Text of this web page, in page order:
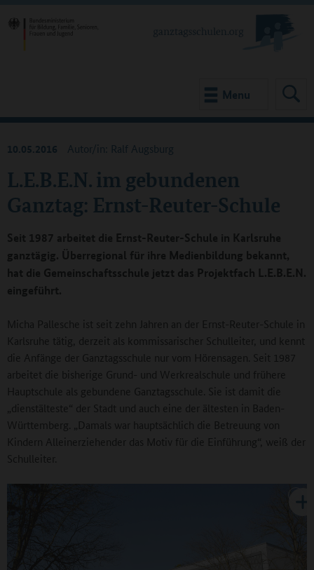
Menu
L.E.B.E.N. im gebundenen
Ganztag: Ernst-Reuter-Schule
10.05.2016 Autor/in: Ralf Augsburg
Seit 1987 arbeitet die Ernst-Reuter-Schule in Karlsruhe
ganztägig. Überregional für ihre Medienbildung bekannt,
hat die Gemeinschaftsschule jetzt das Projektfach L.E.B.E.N.
eingeführt.
Micha Pallesche ist seit zehn Jahren an der Ernst-Reuter-Schule in
Karlsruhe tätig, derzeit als kommissarischer Schulleiter, und kennt
die Anfänge der Ganztagsschule nur vom Hörensagen. Seit 1987
arbeitet die bisherige Grund- und Werkrealschule und frühere
Hauptschule als gebundene Ganztagsschule. Sie ist damit die
„dienstälteste“ der Stadt und auch eine der ältesten in Baden-
Württemberg. „Damals war hauptsächlich die Betreuung von
Kindern Alleinerziehender das Motiv für die Einführung“, weiß der
Schulleiter.